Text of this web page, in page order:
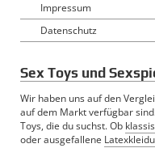
Impressum
Datenschutz
Sex Toys und
Wir haben uns auf den
auf dem Markt verfügbar
Toys, die du suchst. Ob
oder ausgefallene